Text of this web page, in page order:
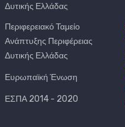
Δυτικής Ελλάδας
Περιφερειακό Ταμείο
Ανάπτυξης Περιφέρειας
Δυτικής Ελλάδας
Ευρωπαϊκή Ένωση
ΕΣΠΑ 2014 - 2020